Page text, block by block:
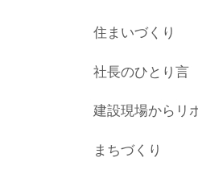
住まいづくり
社長のひとり言
建設現場からリ
まちづくり